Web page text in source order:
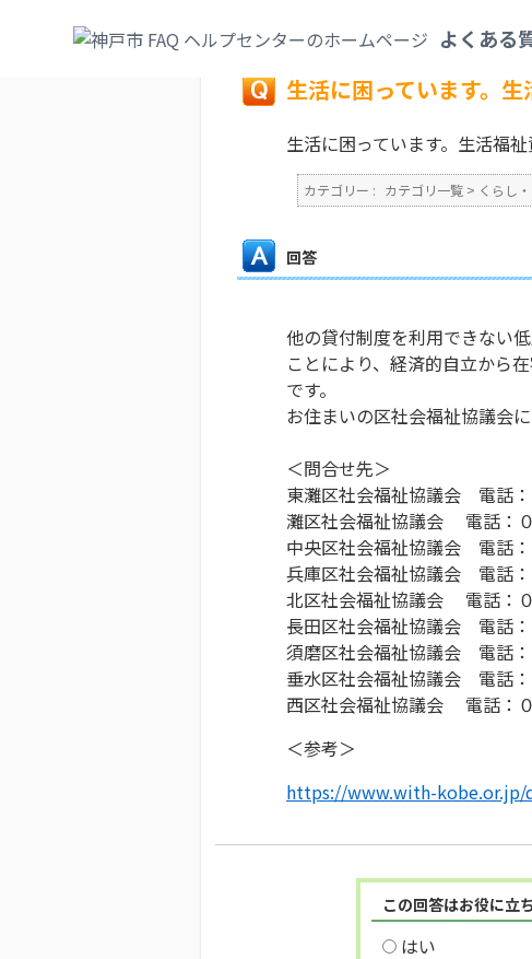
よくある
戻る
生活に困っています。
生活に困っています。生活福
カテゴリー : カテゴリ一覧 > くらし
回答
他の貸付制度を利用できない
ことにより、経済的自立から
です。
お住まいの区社会福祉協議会に
＜問合せ先＞
東灘区社会福祉協議会 電話
灘区社会福祉協議会 電話：
中央区社会福祉協議会 電話
兵庫区社会福祉協議会 電話
北区社会福祉協議会 電話：
長田区社会福祉協議会 電話
須磨区社会福祉協議会 電話
垂水区社会福祉協議会 電話
西区社会福祉協議会 電話：
＜参考＞
https://www.with-
この回答はお役に立
はい